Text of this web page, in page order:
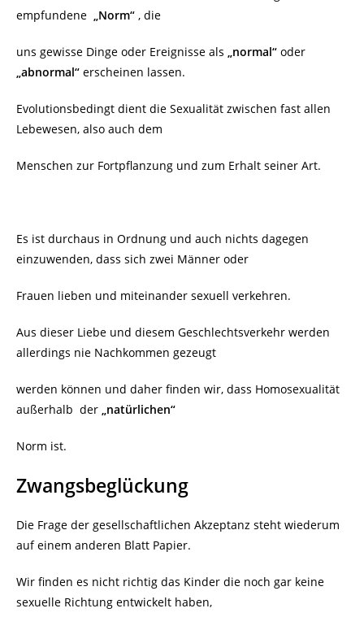
empfundene
„Norm“ , die
uns gewisse Dinge oder Ereignisse als „normal“ oder
„abnormal“ erscheinen lassen.
Evolutionsbedingt dient die Sexualität zwischen fast allen
Lebewesen, also auch dem
Menschen zur Fortpflanzung und zum Erhalt seiner Art.
Es ist durchaus in Ordnung und auch nichts dagegen
einzuwenden, dass sich zwei Männer oder
Frauen lieben und miteinander sexuell verkehren.
Aus dieser Liebe und diesem Geschlechtsverkehr werden
allerdings nie Nachkommen gezeugt
werden können und daher finden wir, dass Homosexualität
außerhalb der „natürlichen“
Norm ist.
Zwangsbeglückung
Die Frage der gesellschaftlichen Akzeptanz steht wiederum
auf einem anderen Blatt Papier.
Wir finden es nicht richtig das Kinder die noch gar keine
sexuelle Richtung entwickelt haben,